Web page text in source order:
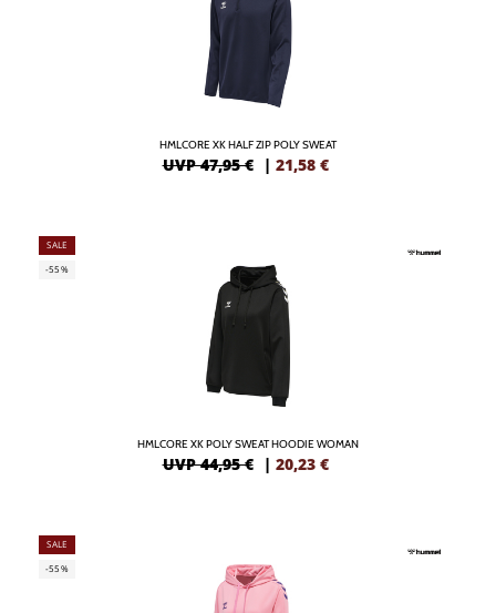
HMLCORE XK HALF ZIP POLY SWEAT
UVP 47,95 € | 21,58 €
SALE
-55%
HMLCORE XK POLY SWEAT HOODIE WOMAN
UVP 44,95 € | 20,23 €
SALE
-55%